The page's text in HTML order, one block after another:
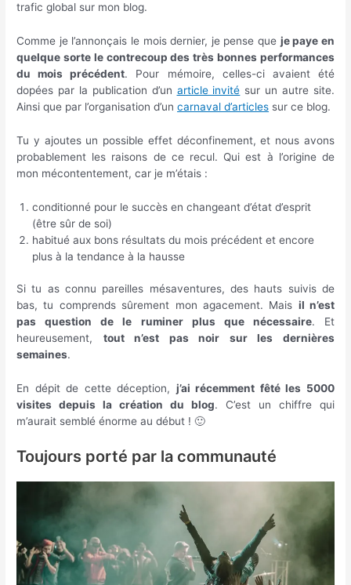
trafic global sur mon blog.
Comme je l’annonçais le mois dernier, je pense que je paye en
quelque sorte le contrecoup des très bonnes performances
du mois précédent. Pour mémoire, celles-ci avaient été
dopées par la publication d’un article invité sur un autre site.
Ainsi que par l’organisation d’uncarnaval d’articles sur ce blog.
Tu y ajoutes un possible effet déconfinement, et nous avons
probablement les raisons de ce recul. Qui est à l’origine de
mon mécontentement, car je m’étais :
conditionné pour le succès en changeant d’état d’esprit
(être sûr de soi)
habitué aux bons résultats du mois précédent et encore
plus à la tendance à la hausse
Si tu as connu pareilles mésaventures, des hauts suivis de
bas, tu comprends sûrement mon agacement. Mais il n’est
pas question de le ruminer plus que nécessaire. Et
heureusement, tout n’est pas noir sur les dernières
semaines.
En dépit de cette déception, j’ai récemment fêté les 5000
visites depuis la création du blog. C’est un chiffre qui
m’aurait semblé énorme au début ! 🙂
Toujours porté par la communauté